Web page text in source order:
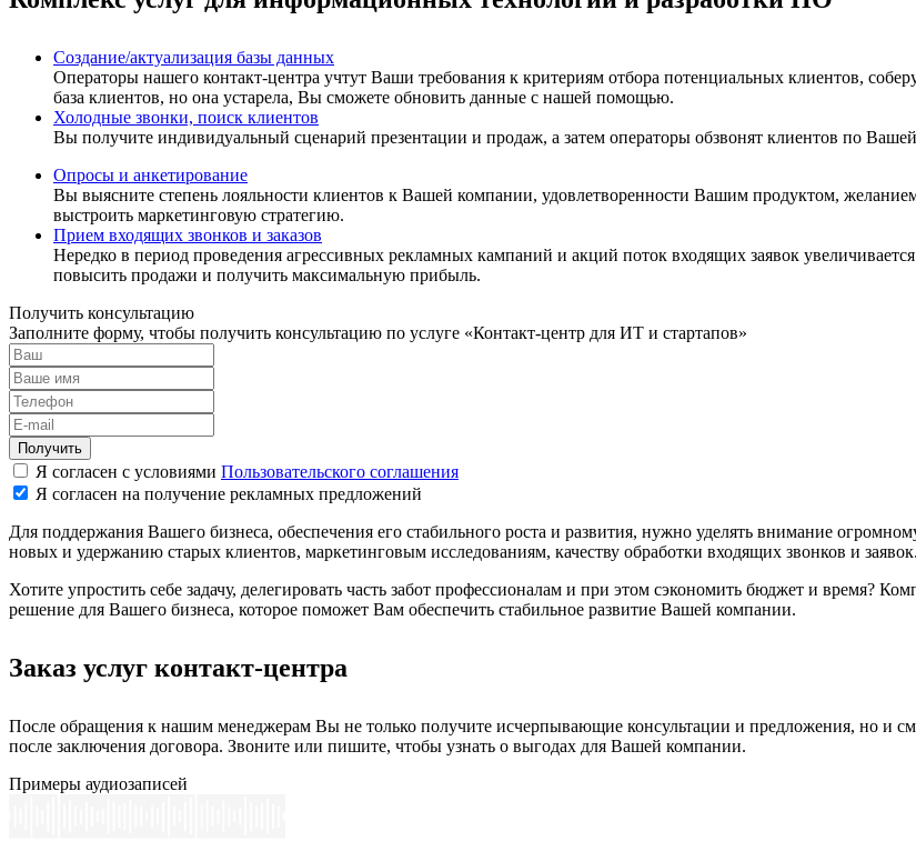
Создание/актуализация базы данных
Операторы нашего контакт-центра учтут Ваши требования к критериям отбора потенциальных клиентов,
база клиентов, но она устарела, Вы сможете обновить данные с нашей помощью.
Холодные звонки, поиск клиентов
Вы получите индивидуальный сценарий презентации и продаж, а затем операторы обзвонят клиентов по
Опросы и анкетирование
Вы выясните степень лояльности клиентов к Вашей компании, удовлетворенности Вашим продуктом,
выстроить маркетинговую стратегию.
Прием входящих звонков и заказов
Нередко в период проведения агрессивных рекламных кампаний и акций поток входящих заявок
повысить продажи и получить максимальную прибыль.
Получить консультацию
Заполните форму, чтобы получить консультацию по услуге «Контакт-центр для ИТ и стартапов»
Получить
Я согласен с условиями Пользовательского соглашения
Я согласен на получение рекламных предложений
Для поддержания Вашего бизнеса, обеспечения его стабильного роста и развития, нужно уделять внимание
новых и удержанию старых клиентов, маркетинговым исследованиям, качеству обработки входящих звонков и заявок.
Хотите упростить себе задачу, делегировать часть забот профессионалам и при этом сэкономить бюджет и время?
решение для Вашего бизнеса, которое поможет Вам обеспечить стабильное развитие Вашей компании.
Заказ услуг контакт-центра
После обращения к нашим менеджерам Вы не только получите исчерпывающие консультации и предложения, но и
после заключения договора. Звоните или пишите, чтобы узнать о выгодах для Вашей компании.
Примеры аудиозаписей